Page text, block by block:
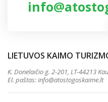
LIETUVOS KAIMO
K. Donelaičio g. 2-201, LT-44213
El. paštas:info@atostogoskaime.lt